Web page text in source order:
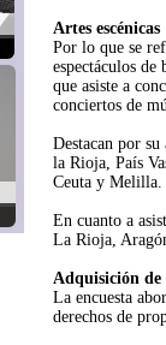
Artes escénicas
Por lo que se
espectáculos
que asiste a
conciertos de
Destacan por
la Rioja, País
Ceuta y Melilla.
En cuanto a
La Rioja,
Adquisición de
La encuesta
derechos de